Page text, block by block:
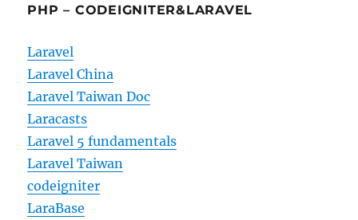
PHP – CODEIGNITER&LARAVEL
Laravel
Laravel China
Laravel Taiwan Doc
Laracasts
Laravel 5 fundamentals
Laravel Taiwan
codeigniter
LaraBase